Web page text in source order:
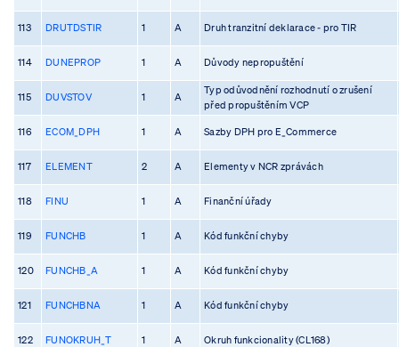
113 DRUTDSTIR 1 A Druh tranzitní deklarace - pro TIR
114 DUNEPROP 1 A Důvody nepropuštění
115 DUVSTOV 1 A
Typ odůvodnění rozhodnutí o zrušení
před propuštěním VCP
116 ECOM_DPH 1 A Sazby DPH pro E_Commerce
117 ELEMENT 2 A Elementy v NCR zprávách
118 FINU 1 A Finanční úřady
119 FUNCHB 1 A Kód funkční chyby
120 FUNCHB_A 1 A Kód funkční chyby
121 FUNCHBNA 1 A Kód funkční chyby
122 FUNOKRUH_T 1 A Okruh funkcionality (CL168)